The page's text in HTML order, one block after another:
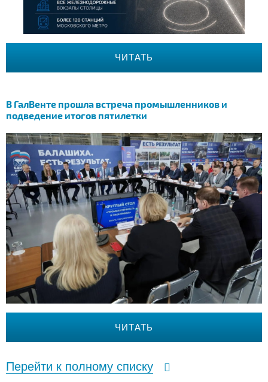
ЧИТАТЬ
В ГалВенте прошла встреча промышленников и
подведение итогов пятилетки
ЧИТАТЬ
Перейти к полному списку